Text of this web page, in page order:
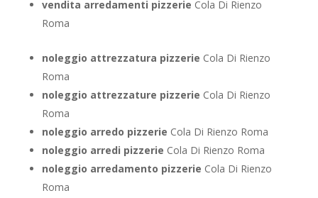
vendita arredamenti pizzerie Cola Di Rienzo
Roma
noleggio attrezzatura pizzerie Cola Di Rienzo
Roma
noleggio attrezzature pizzerie Cola Di Rienzo
Roma
noleggio arredo pizzerie Cola Di Rienzo Roma
noleggio arredi pizzerie Cola Di Rienzo Roma
noleggio arredamento pizzerie Cola Di Rienzo
Roma